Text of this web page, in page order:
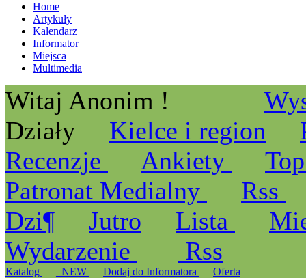
Home
Artykuły
Kalendarz
Informator
Miejsca
Multimedia
Witaj Anonim !
Działy
Kielce i region
Recenzje
Ankiety
Patronat Medialny
Rss
Dzi¶
Jutro Lista
Wydarzenie
Rss
Katalog _NEW Dodaj do Informatora Oferta